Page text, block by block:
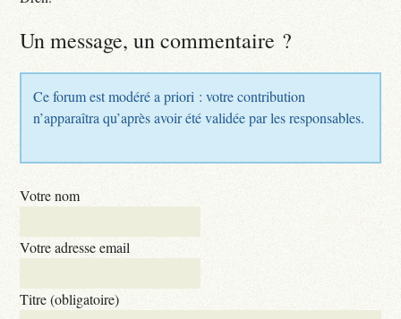
Un message, un commentaire ?
Ce forum est modéré a priori : votre contribution
n’apparaîtra qu’après avoir été validée par les responsables.
Votre nom
Votre adresse email
Titre (obligatoire)